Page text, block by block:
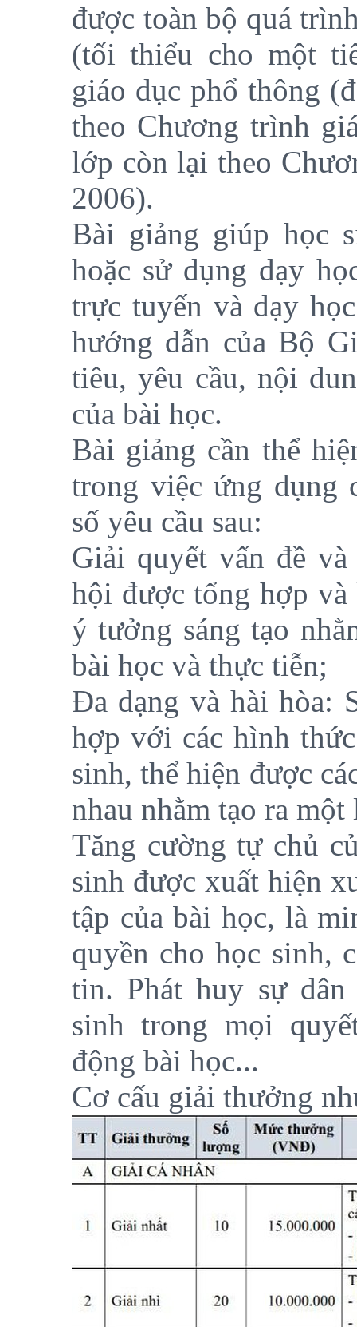
được toàn bộ quá
(tối thiểu cho một
giáo dục phổ thông
theo Chương trình
lớp còn lại theo
2006).
Bài giảng giúp học
hoặc sử dụng dạy
trực tuyến và dạy
hướng dẫn của Bộ
tiêu, yêu cầu, nội
của bài học.
Bài giảng cần thể
trong việc ứng dụng
số yêu cầu sau:
Giải quyết vấn đề
hội được tổng hợp
ý tưởng sáng tạo
bài học và thực tiễn;
Đa dạng và hài hòa:
hợp với các hình
sinh, thể hiện được
nhau nhằm tạo ra
Tăng cường tự chủ
sinh được xuất hiện
tập của bài học, là
quyền cho học sinh,
tin. Phát huy sự
sinh trong mọi
động bài học...
Cơ cấu giải thưởng